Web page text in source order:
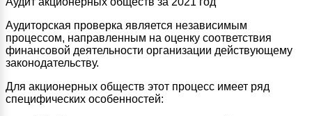
Аудиторская проверка является независимым
процессом, направленным на оценку соответствия
финансовой деятельности организации действующему
законодательству.
Для акционерных обществ этот процесс имеет ряд
специфических особенностей: